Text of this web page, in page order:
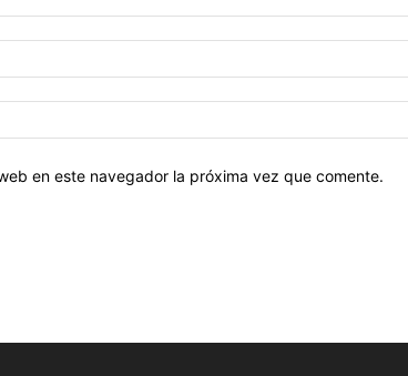
en este navegador la próxima vez que comente.